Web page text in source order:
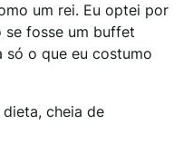
um rei. Eu optei por
se fosse um buffet
só o que eu costumo
dieta, cheia de